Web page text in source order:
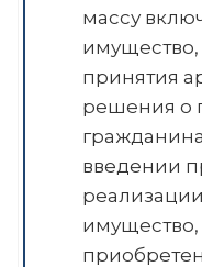
массу
принятия
решения о
введении